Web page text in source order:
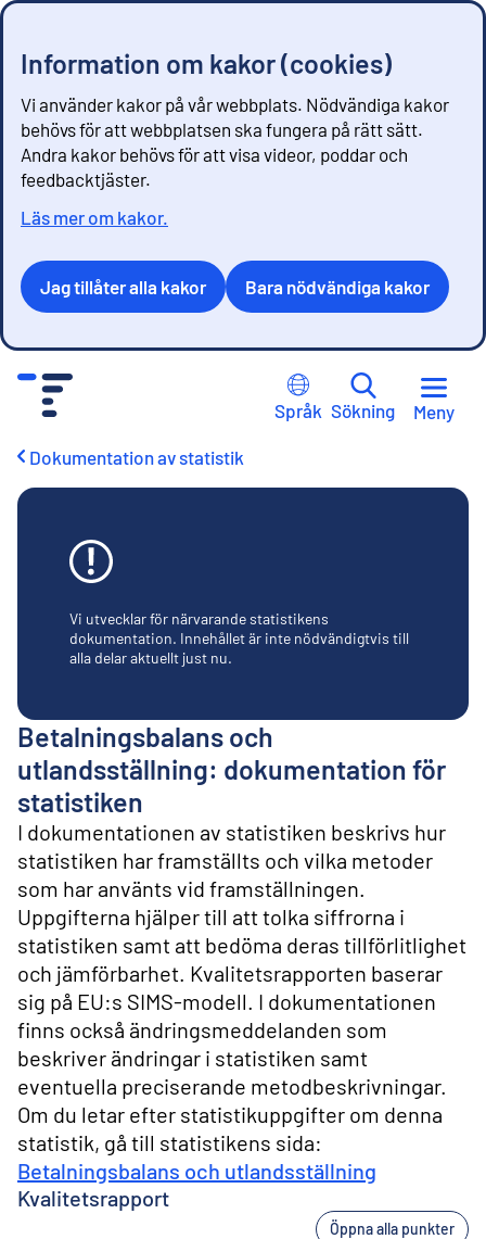
Information om kakor (cookies)
Vi använder kakor på vår webbplats. Nödvändiga kakor
behövs för att webbplatsen ska fungera på rätt sätt.
Andra kakor behövs för att visa videor, poddar och
feedbacktjäster.
Läs mer om kakor.
Jag tillåter alla kakor Bara nödvändiga kakor
Språk Sökning Meny
Dokumentation av statistik
Vi utvecklar för närvarande statistikens
dokumentation. Innehållet är inte nödvändigtvis till
alla delar aktuellt just nu.
Betalningsbalans och
utlandsställning: dokumentation för
statistiken
I dokumentationen av statistiken beskrivs hur
statistiken har framställts och vilka metoder
som har använts vid framställningen.
Uppgifterna hjälper till att tolka siffrorna i
statistiken samt att bedöma deras tillförlitlighet
och jämförbarhet. Kvalitetsrapporten baserar
sig på EU:s SIMS-modell. I dokumentationen
finns också ändringsmeddelanden som
beskriver ändringar i statistiken samt
eventuella preciserande metodbeskrivningar.
Om du letar efter statistikuppgifter om denna
statistik, gå till statistikens sida:
Betalningsbalans och utlandsställning
Kvalitetsrapport
Öppna alla punkter